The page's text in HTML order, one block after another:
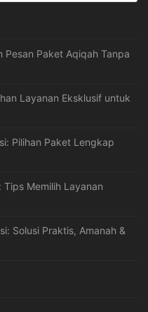
Pesan Paket Aqiqah Tanpa
Layanan Eksklusif untuk
Pilihan Paket Lengkap
Memilih Layanan
Solusi Praktis, Amanah &